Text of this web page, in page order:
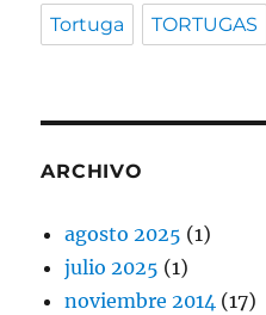
Tortuga TORTUGAS
ARCHIVO
agosto 2025 (1)
julio 2025 (1)
noviembre 2014 (17)